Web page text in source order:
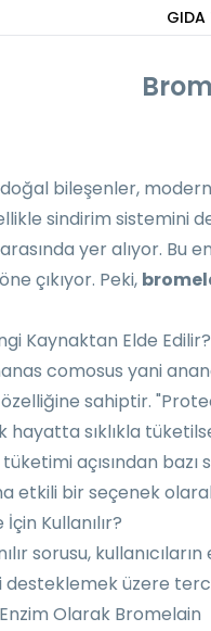
GIDA
bileşenler,
sindirim sistemini
yer alıyor.
çıkıyor. Peki,
Kaynaktan Elde Edilir?
comosus yani
sahiptir.
hayatta sıklıkla
açısından
etkili bir seçenek
Kullanılır?
sorusu,
üzere
Olarak Bromelain